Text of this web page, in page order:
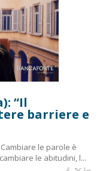
“Il
barriere e
Cambiare le parole è
le abitudini, l...